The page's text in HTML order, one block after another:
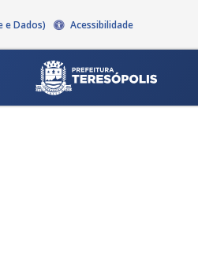
e Dados) Acessibilidade